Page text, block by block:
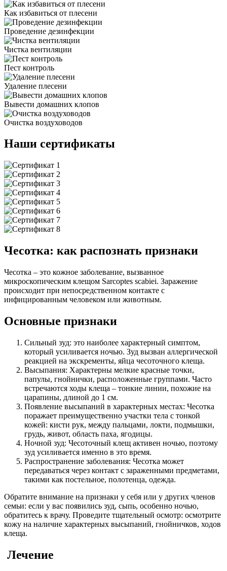
Как избавиться от плесени
Проведение дезинфекции
Чистка вентиляции
Пест контроль
Удаление плесени
Вывести домашних клопов
Очистка воздуховодов
Наши сертификаты
Чесотка: как распознать признаки
Чесотка – это кожное заболевание, вызванное
микроскопическим клещом Sarcoptes scabiei. Заражение
происходит при непосредственном контакте с
инфицированным человеком или животным.
Основные признаки
Сильный зуд: это наиболее характерный симптом,
который усиливается ночью. Зуд вызван аллергической
реакцией на экскременты, яйца чесоточного клеща.
Высыпания: Характерны мелкие красные точки,
папулы, гнойнички, расположенные группами. Часто
встречаются ходы клеща – тонкие линии, похожие на
царапины, длиной до 1 см.
Появление высыпаний в характерных местах: Чесотка
поражает преимущественно участки тела с тонкой
кожей: кисти рук, между пальцами, локти, подмышки,
грудь, живот, область паха, ягодицы.
Ночной зуд: Чесоточный клещ активен ночью, поэтому
зуд усиливается именно в это время.
Распространение заболевания: Чесотка может
передаваться через контакт с зараженными предметами,
такими как постельное, полотенца, одежда.
Обратите внимание на признаки у себя или у других членов
семьи: если у вас появились зуд, сыпь, особенно ночью,
обратитесь к врачу. Проведите тщательный осмотр: осмотрите
кожу на наличие характерных высыпаний, гнойничков, ходов
клеща.
Лечение